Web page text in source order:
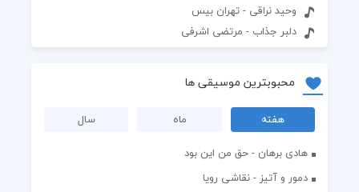
وحید نراقی - تهران بیس
دلبر جذاب - مرتضی اشرفی
محبوبترین موسیقی ها
هفته ماه
سال
هادی برهان - حق من این بود
دمور و آتیز - نقاشی رویا